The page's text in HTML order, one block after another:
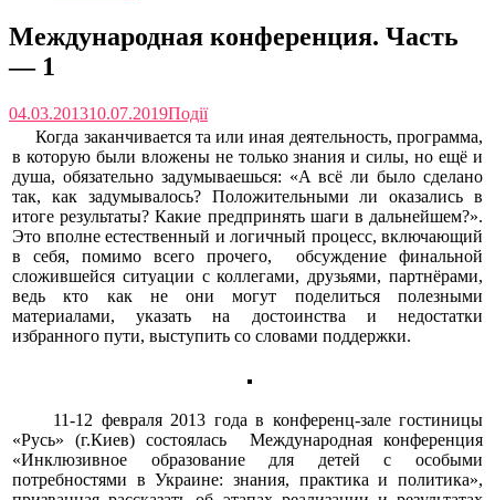
Международная конференция. Часть
— 1
04.03.201310.07.2019Події
Когда заканчивается та или иная деятельность, программа,
в которую были вложены не только знания и силы, но ещё и
душа, обязательно задумываешься: «А всё ли было сделано
так, как задумывалось? Положительными ли оказались в
итоге результаты? Какие предпринять шаги в дальнейшем?».
Это вполне естественный и логичный процесс, включающий
в себя, помимо всего прочего, обсуждение финальной
сложившейся ситуации с коллегами, друзьями, партнёрами,
ведь кто как не они могут поделиться полезными
материалами, указать на достоинства и недостатки
избранного пути, выступить со словами поддержки.
11-12 февраля 2013 года в конференц-зале гостиницы
«Русь» (г.Киев) состоялась Международная конференция
«Инклюзивное образование для детей с особыми
потребностями в Украине: знания, практика и политика»,